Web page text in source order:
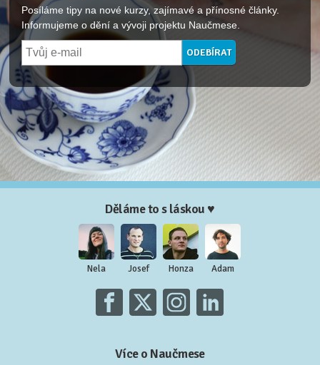
Posíláme tipy na nové kurzy, zajímavé a přínosné články.
Informujeme o dění a vývoji projektu Naučmese.
Děláme to s láskou ♥
Nela Josef Honza Adam
Více o Naučmese